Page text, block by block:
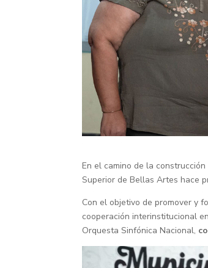
En el camino de la
Superior de Bellas Artes hace
Con el objetivo de promover y
cooperación interinstitucional
Orquesta Sinfónica Nacional,